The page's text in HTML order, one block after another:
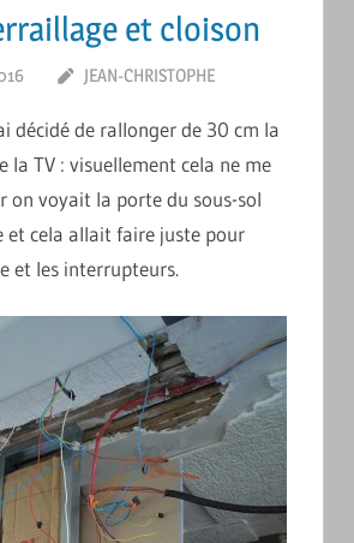
et cloison
JEAN-CHRISTOPHE
décidé de rallonger de 30 cm la
la TV : visuellement cela ne me
on voyait la porte du sous-sol
et cela allait faire juste pour
et les interrupteurs.